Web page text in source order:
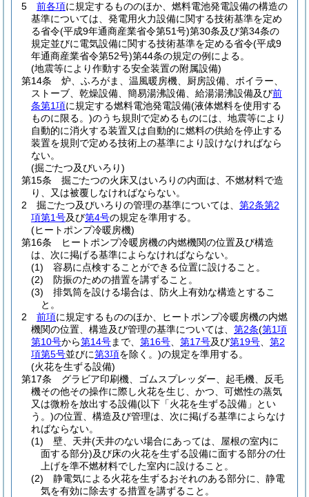
5
前各項に規定するもののほか、燃料電池発電設備の構造の
基準については、発電用火力設備に関する技術基準を定め
る省令(平成9年通商産業省令第51号)第30条及び第34条の
規定並びに電気設備に関する技術基準を定める省令(平成9
年通商産業省令第52号)第44条の規定の例による。
(地震等により作動する安全装置の附属設備)
第14条
炉、ふろがま、温風暖房機、厨房設備、ボイラー、
ストーブ、乾燥設備、簡易湯沸設備、給湯湯沸設備及び前
条第1項に規定する燃料電池発電設備(液体燃料を使用する
ものに限る。)のうち規則で定めるものには、地震等により
自動的に消火する装置又は自動的に燃料の供給を停止する
装置を規則で定める技術上の基準により設けなければなら
ない。
(掘ごたつ及びいろり)
第15条
掘ごたつの火床又はいろりの内面は、不燃材料で造
り、又は被覆しなければならない。
2
掘ごたつ及びいろりの管理の基準については、 第2条第2
項第1号及び第4号の規定を準用する。
(ヒートポンプ冷暖房機)
第16条
ヒートポンプ冷暖房機の内燃機関の位置及び構造
は、次に掲げる基準によらなければならない。
(1)
容易に点検することができる位置に設けること。
(2)
防振のための措置を講ずること。
(3)
排気筒を設ける場合は、防火上有効な構造とするこ
と。
2
前項に規定するもののほか、ヒートポンプ冷暖房機の内燃
機関の位置、構造及び管理の基準については、 第2条(第1項
第10号から第14号まで、 第16号 第17号及び第19号
第2
項第5号並びに第3項を除く。)の規定を準用する。
(火花を生ずる設備)
第17条
グラビア印刷機、ゴムスプレッダー、起毛機、反毛
機その他その操作に際し火花を生じ、かつ、可燃性の蒸気
又は微粉を放出する設備(以下「火花を生ずる設備」とい
う。)の位置、構造及び管理は、次に掲げる基準によらなけ
ればならない。
(1)
壁、天井(天井のない場合にあっては、屋根の室内に
面する部分)及び床の火花を生ずる設備に面する部分の仕
上げを準不燃材料でした室内に設けること。
(2)
静電気による火花を生ずるおそれのある部分に、静電
気を有効に除去する措置を講ずること。